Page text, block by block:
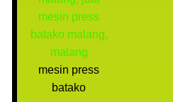
mesin press
batako